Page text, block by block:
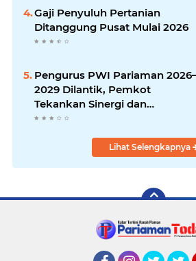
Gaji Penyuluh Pertanian
Ditanggung Pusat Mulai 2026
Pengurus PWI Pariaman
2029 Dilantik, Pemkot
Tekankan Sinergi dan
Profesionalisme Pers
Lihat Selengkapnya